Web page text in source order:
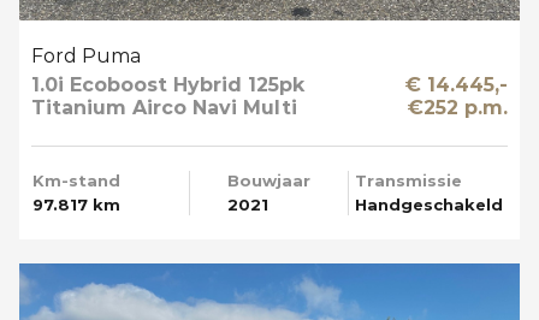
Ford Puma
1.0i Ecoboost Hybrid 125pk
Titanium Airco Navi Multi
€ 14.445,-
€252 p.m.
Km-stand
97.817 km
Bouwjaar
2021
Transmissie
Handgeschakeld